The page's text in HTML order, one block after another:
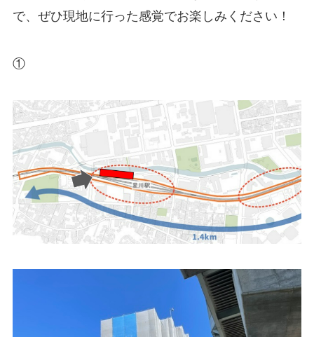
で、ぜひ現地に行った感覚でお楽しみください！
①